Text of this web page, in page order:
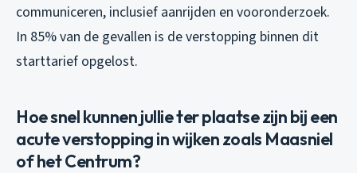
communiceren, inclusief aanrijden en vooronderzoek.
In 85% van de gevallen is de verstopping binnen dit
starttarief opgelost.
Hoe snel kunnen jullie ter plaatse zijn bij een
acute verstopping in wijken zoals Maasniel
of het Centrum?